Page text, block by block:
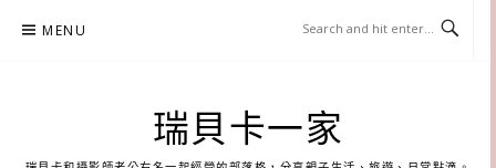
MENU
瑞貝卡一家